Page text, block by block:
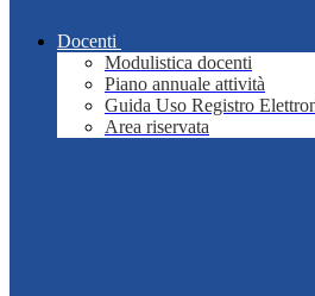
Docenti
Modulistica docenti
Piano annuale attività
Guida Uso Registro
Area riservata